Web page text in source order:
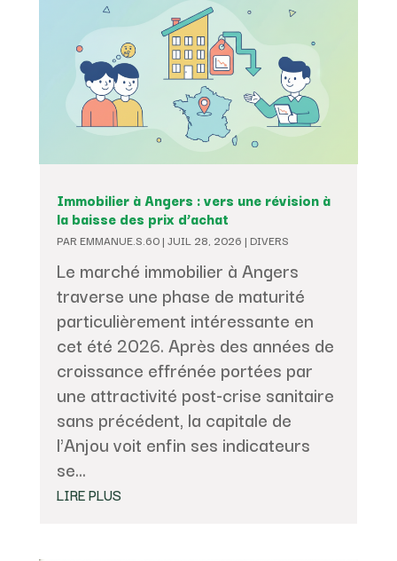
Immobilier à Angers : vers une révision à
la baisse des prix d’achat
PAR EMMANUE.S.60| JUIL 28, 2026 | DIVERS
Le marché immobilier à Angers
traverse une phase de maturité
particulièrement intéressante en
cet été 2026. Après des années de
croissance effrénée portées par
une attractivité post-crise sanitaire
sans précédent, la capitale de
l'Anjou voit enfin ses indicateurs
se...
LIRE PLUS